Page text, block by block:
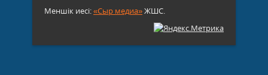
Меншік иесі:«Сыр медиа»ЖШС.